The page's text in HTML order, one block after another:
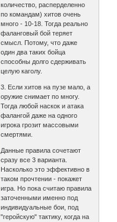
количество, расперделенно
по командам) хитов очень
много - 10-18. Тогда реально
фаланговый бой теряет
смысл. Потому, что даже
один два таких бойца
способны долго сдерживать
целую каголу.
3. Если хитов на пузе мало, а
оружие снимает по многу.
Тогда любой наскок и атака
фалангой даже на одного
игрока грозит массовыми
смертями.
Данные правила сочетают
сразу все 3 варианта.
Насколько это эффективно в
таком прочтении - покажет
игра. Но пока считаю правила
заточенными именно под
индивидуальные бои, под
"геройскую" тактику, когда на